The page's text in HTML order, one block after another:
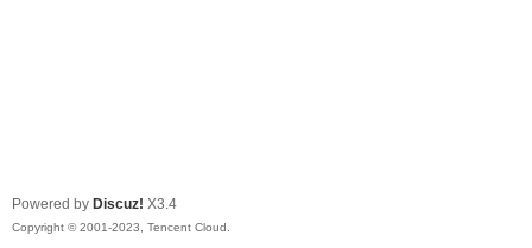
Powered by Discuz! X3.4
Copyright © 2001-2023, Tencent Cloud.